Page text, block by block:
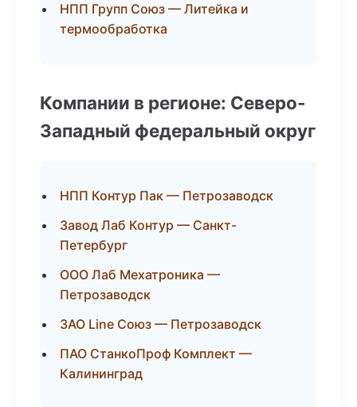
НПП Групп Союз — Литейка и
термообработка
Компании в регионе: Северо-
Западный федеральный округ
НПП Контур Пак — Петрозаводск
Завод Лаб Контур — Санкт-
Петербург
ООО Лаб Мехатроника —
Петрозаводск
ЗАО Line Союз — Петрозаводск
ПАО СтанкоПроф Комплект —
Калининград